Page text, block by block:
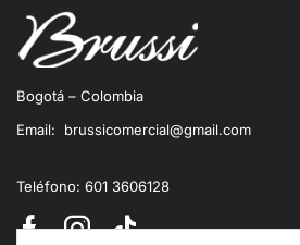
Bogotá – Colombia
Email: brussicomercial@gmail.com
Teléfono: 601 3606128